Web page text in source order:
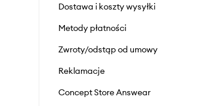
Dostawa i koszty wysyłki
Metody płatności
Zwroty/odstąp od umowy
Reklamacje
Concept Store Answear